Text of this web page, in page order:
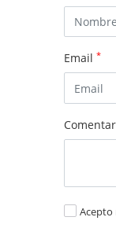
Email *
Acepto